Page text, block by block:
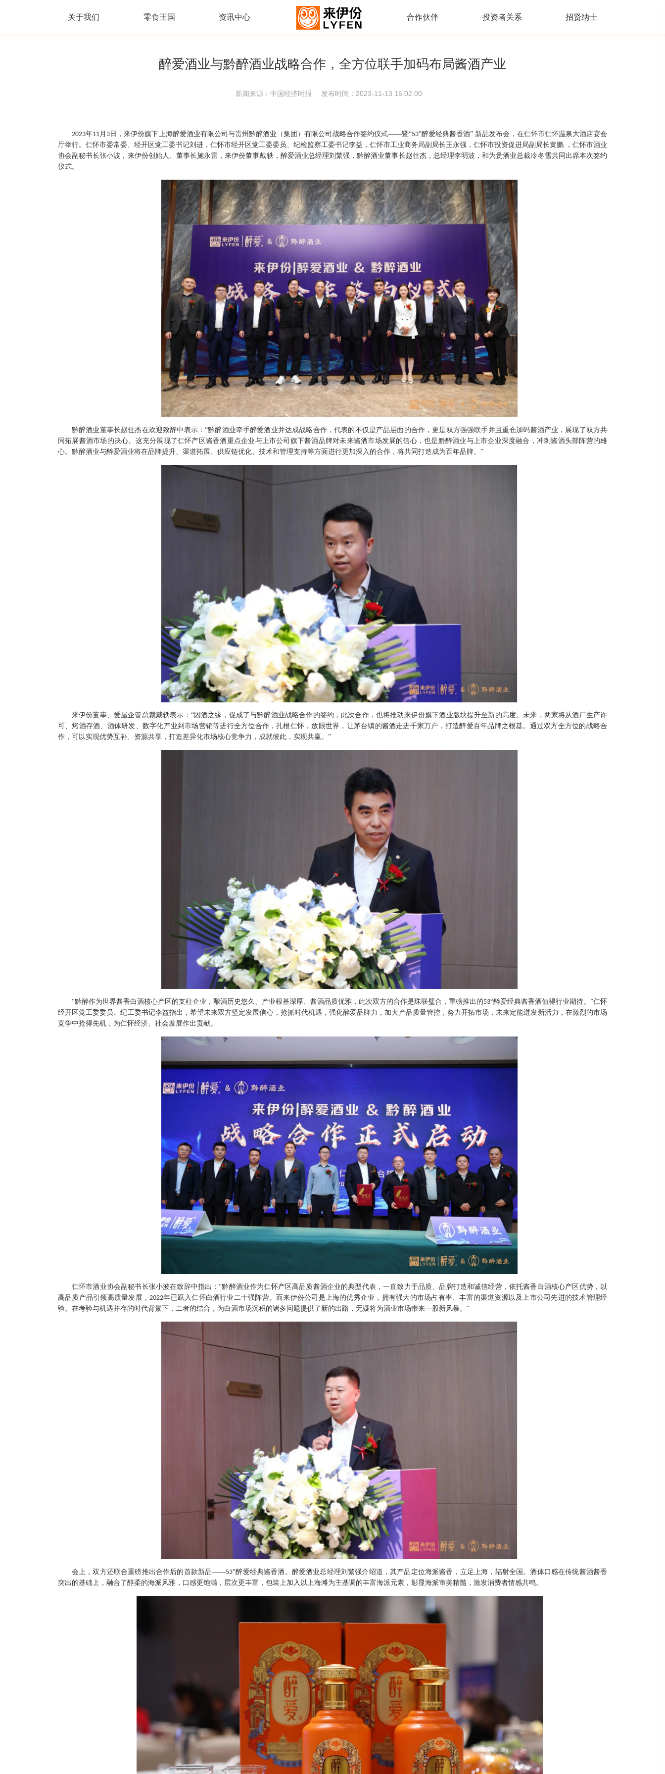
关于我们 零食王国 资讯中心 合作伙伴 投资者关系 招贤纳士
醉爱酒业与黔醉酒业战略合作，全方位联手加码布局酱酒产业
新闻来源： 中国经济时报 发布时间： 2023-11-13 16:02:00
2023年11月 3 日，来伊份旗下上海醉爱酒业有限公司与贵州黔醉酒业（集团）有限公司战略合作签约仪式——暨“53°醉爱经典酱香酒” 新品发布会，在仁怀市仁怀温泉大酒店宴会
厅举行。仁怀市委常委、经开区党工委书记刘进 ， 仁怀市经开区党工委委员、纪检监察工委书记李益 ，仁怀市工业商务局副局长王永强，仁怀市投资促进局副局长黄鹏
，仁怀市酒业
协会副秘书长张小波， 来伊份创始人、董事长施永雷，来伊份董事戴轶，醉爱酒业总经理刘繁强，黔醉酒业董事长赵仕杰，总经理李明波，和为贵酒业总裁冷冬雪共同出席本次签约
仪式。
黔醉酒业董事长赵仕杰在欢迎致辞中表示：“黔醉酒业牵手醉爱酒业并达成战略合作，代表的不仅是产品层面的合作，更是双方强强联手并且 重仓加码酱酒产业， 展现了双方共
同拓展酱酒市场的决心。这充分展现了仁怀产区酱香酒重点企业与上市公司 旗下酱酒品牌对未来酱酒市场发展的信心，也是黔醉酒业与上市企业深度融合，冲刺酱酒头部阵营的雄
心。黔醉酒业与醉爱酒业将在品牌提升、渠道拓展、供应链优化、技术和管理支持等方面进行更加深入的合作， 将共同打造成为百年品牌。 ”
来伊份董事、爱屋企管总裁戴轶表示： “因酒之缘，促成了与黔醉酒业战略合作的签约，此次合作，也将推动来伊份旗下酒业版块提升至新的高度。未来，两家将从酒厂生产许
可、烤酒存酒、酒体研发、数字化产业到市场营销等进行全方位合作，扎根仁怀，放眼世界，让茅台镇的酱酒走进千家万户，打造醉爱百年品牌之根基。通过双方全方位的战略合
作，可以实现优势互补、资源共享，打造差异化市场核心竞争力，成就彼此，实现共赢。 ”
“黔醉作为世界酱香白酒核心产区的支柱企业，酿酒历史悠久、产业根基深厚、酱酒品质优雅，此次双方的合作是珠联璧合，重磅推出的53°醉爱经典酱香酒值得行业期待。”仁怀
经开区党工委委员、纪工委书记李益指出，希望未来双方坚定发展信心，抢抓时代机遇，强化醉爱品牌力，加大产品质量管控，努力开拓市场，未来定能迸发新活力，在激烈的市场
竞争中抢得先机，为仁怀经济、社会发展作出贡献。
仁怀市酒业协会副秘书长张小波在致辞中指出：“黔醉酒业作为仁怀产区高品质酱酒企业的典型代表，一直致力于品质、品牌打造和诚信经营，依托酱香白酒核心产区优势，以
高品质产品引领高质量发展，2022年已跃入仁怀白酒行业二十强阵营。而来伊份公司是上海的优秀企业，拥有强大的市场占有率、丰富的渠道资源以及上市公司先进的技术管理经
验。在考验与机遇并存的时代背景下，二者的结合，为白酒市场沉积的诸多问题提供了新的出路，无疑将为酒业市场带来一股新风暴。”
会上，双方还联合重磅推出合作后的首款新品——53°醉爱经典酱香酒。醉爱酒业总经理刘繁强介绍道，其产品定位海派酱香，立足上海，辐射全国。酒体口感在传统酱酒酱香
突出的基础上，融合了醇柔的海派风雅，口感更饱满，层次更丰富，包装上加入以上海滩为主基调的丰富海派元素，彰显海派审美精髓，激发消费者情感共鸣。